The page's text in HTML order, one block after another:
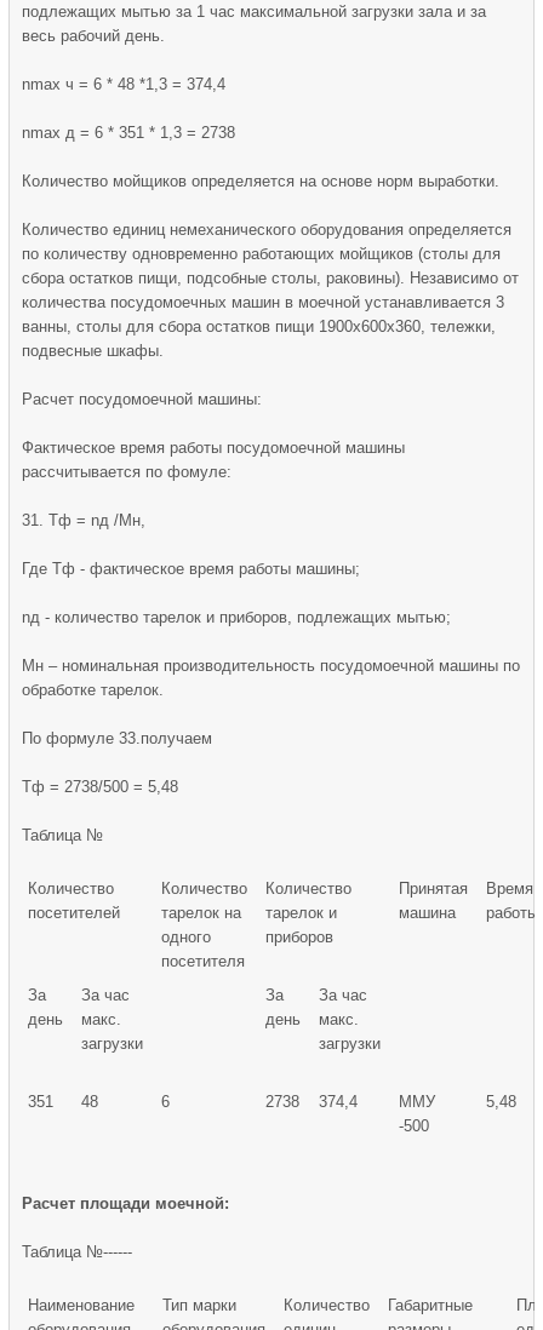
подлежащих мытью за 1 час максимальной загрузки зала и за
весь рабочий день.
nmax ч = 6 * 48 *1,3 = 374,4
nmax д = 6 * 351 * 1,3 = 2738
Количество мойщиков определяется на основе норм выработки.
Количество единиц немеханического оборудования определяется
по количеству одновременно работающих мойщиков (столы для
сбора остатков пищи, подсобные столы, раковины). Независимо от
количества посудомоечных машин в моечной устанавливается 3
ванны, столы для сбора остатков пищи 1900х600х360, тележки,
подвесные шкафы.
Расчет посудомоечной машины:
Фактическое время работы посудомоечной машины
рассчитывается по фомуле:
31. Тф = nд /Мн,
Где Тф - фактическое время работы машины;
nд - количество тарелок и приборов, подлежащих мытью;
Мн – номинальная производительность посудомоечной машины по
обработке тарелок.
По формуле 33.получаем
Тф = 2738/500 = 5,48
Таблица №
Количество
посетителей
Количество
тарелок на
одного
посетителя
Количество
тарелок и
приборов
Принятая
машина
Время
работы
За
день
За час
макс.
загрузки
За
день
За час
макс.
загрузки
351 48 6 2738 374,4
ММУ
-500
5,48
Расчет площади моечной:
Таблица №------
Наименование
Тип марки
Количество
Габаритные